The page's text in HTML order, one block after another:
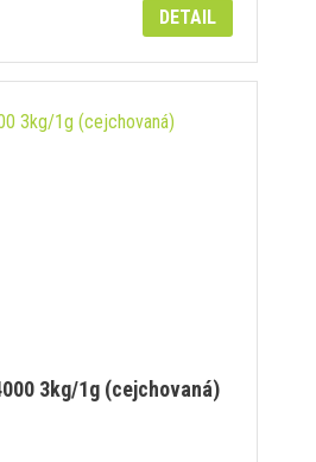
DETAIL
3kg/1g (cejchovaná)